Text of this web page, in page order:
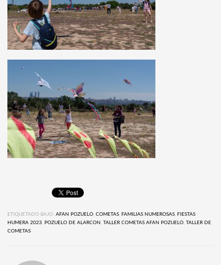
ETIQUETADO BAJO: AFAN POZUELO COMETAS FAMILIAS NUMEROSAS
FIESTAS
HUMERA 2023
POZUELO DE ALARCON TALLER COMETAS AFAN POZUELO TALLER DE
COMETAS